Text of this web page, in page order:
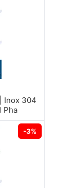
Inox 304
Pha
-3%